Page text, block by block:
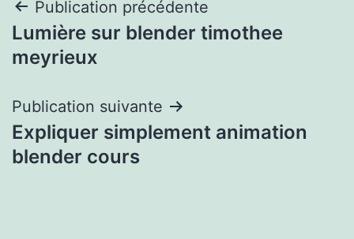
Navigation
de
Publication précédente
Lumière sur blender timothee
meyrieux
Publication suivante
Expliquer simplement animation
blender cours